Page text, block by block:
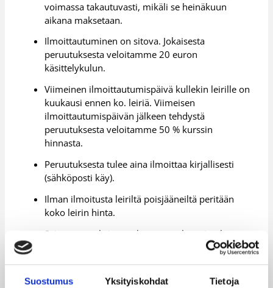
Suostumus Yksityiskohdat Tietoja
voimassa takautuvasti, mikäli se heinäkuun
aikana maksetaan.
Ilmoittautuminen on sitova. Jokaisesta
peruutuksesta veloitamme 20 euron
käsittelykulun.
Viimeinen ilmoittautumispäivä kullekin leirille on
kuukausi ennen ko. leiriä. Viimeisen
ilmoittautumispäivän jälkeen tehdystä
peruutuksesta veloitamme 50 % kurssin
hinnasta.
Peruutuksesta tulee aina ilmoittaa kirjallisesti
(sähköposti käy).
Ilman ilmoitusta leiriltä poisjääneiltä peritään
koko leirin hinta.
Sairaustapauksissa palautamme kurssimaksun
lääkärintodistusta vastaan vähennettynä
Leiri voidaan peruuttaa järjestäjän taholta, mikäli